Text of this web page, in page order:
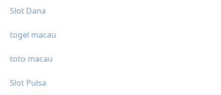
Slot Dana
togel macau
toto macau
Slot Pulsa